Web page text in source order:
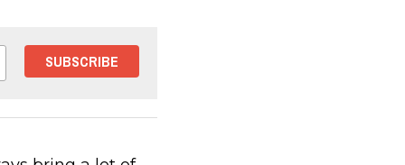
SUBSCRIBE